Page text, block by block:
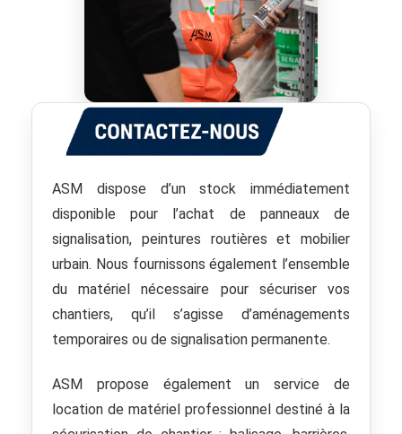
ASM dispose d’un stock immédiatement
disponible pour l’achat de panneaux de
signalisation, peintures routières et mobilier
urbain. Nous fournissons également l’ensemble
du matérielnécessaire pour sécuriser vos
chantiers, qu’il s’agisse d’aménagements
temporaires ou de signalisation permanente.
ASM propose également un service de
location de matériel professionnel destiné à la